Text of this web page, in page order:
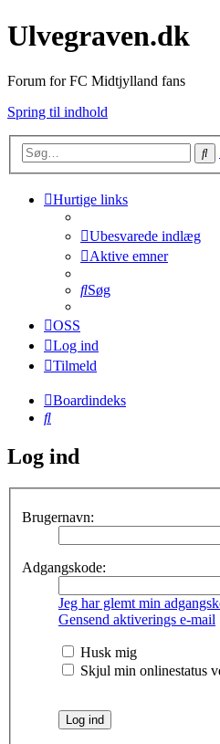
Ulvegraven.dk
Forum for FC Midtjylland fans
Spring til indhold
Hurtige links
Ubesvarede indlæg
Aktive emner
Søg
OSS
Log ind
Tilmeld
Boardindeks
Søg
Log ind
Brugernavn:
Adgangskode:
Jeg har glemt min
Gensend aktiverings e-mail
Husk mig
Skjul min onlinestatus